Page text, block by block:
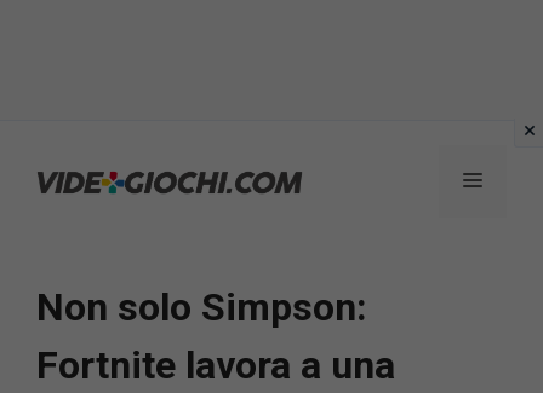
Menu
Non solo Simpson:
Fortnite lavora a una